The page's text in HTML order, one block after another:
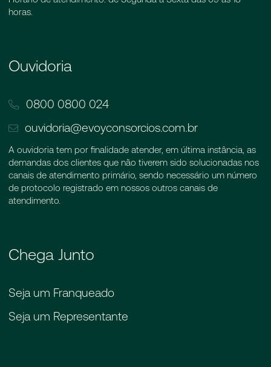
horas.
Ouvidoria
0800 0800 024
ouvidoria@evoyconsorcios.com.br
A ouvidoria tem por finalidade atender, em última instância, as
demandas dos clientes que não tiverem sido solucionadas nos
canais de atendimento primário, sendo necessário um número
de protocolo registrado em nossos outros canais de
atendimento.
Chega Junto
Seja um Franqueado
Seja um Representante